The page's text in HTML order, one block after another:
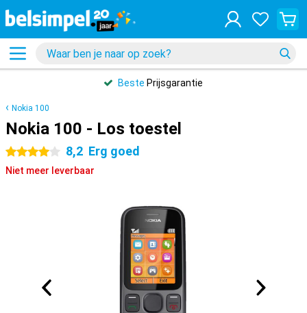
Beste Prijsgarantie
Nokia 100
Nokia 100 - Los toestel
4 sterren 8,2 Erg goed
Niet meer leverbaar